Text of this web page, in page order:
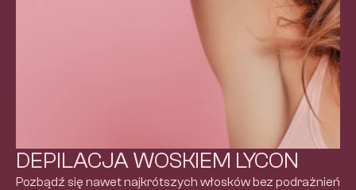
DEPILACJA WOSKIEM LYCON
Pozbądź się nawet najkrótszych włosków bez podrażnień